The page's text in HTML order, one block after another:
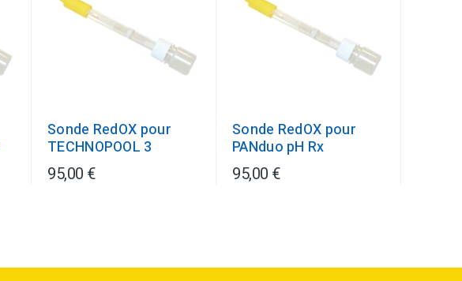
Sonde RedOX pour
TECHNOPOOL 3
95,00 €
Sonde RedOX pour
PANduo pH Rx
95,00 €